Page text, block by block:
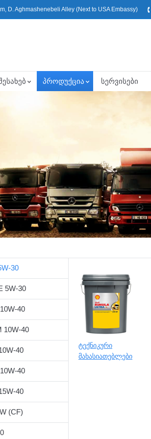
D. Aghmashenebeli Alley (Next to USA Embassy)
პროდუქცია სერვისები
30
5W-30
40
10W-40
40
40
40
(CF)
ტექნიკური
მახასიათებლები